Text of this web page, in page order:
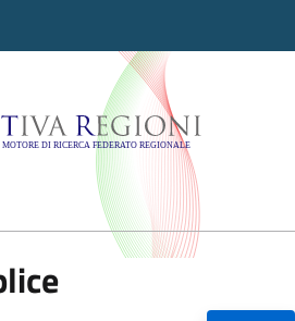
Regioni -